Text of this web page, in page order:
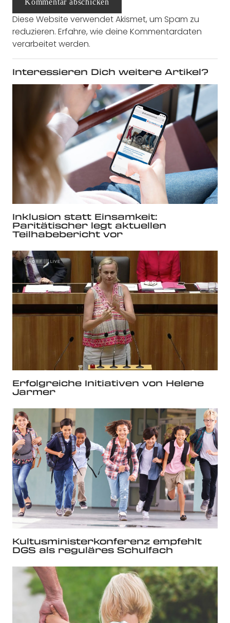
Kommentar abschicken
Diese Website verwendet Akismet, um Spam zu
reduzieren. Erfahre, wie deine Kommentardaten
verarbeitet werden.
Interessieren Dich weitere Artikel?
Inklusion statt Einsamkeit:
Paritätischer legt aktuellen
Teilhabebericht vor
Erfolgreiche Initiativen von Helene
Jarmer
Kultusministerkonferenz empfehlt
DGS als reguläres Schulfach